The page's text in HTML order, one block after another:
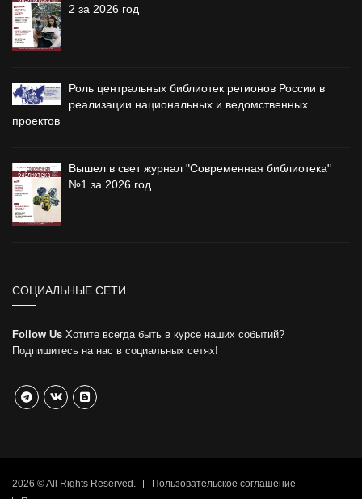
2 за 2026 год
Роль центральных библиотек регионов России в
реализации национальных и ведомственных
проектов
Вышел в свет журнал "Современная библиотека"
№1 за 2026 год
СОЦИАЛЬНЫЕ СЕТИ
Follow Us Хотите всегда быть в курсе наших событий?
Подпишитесь на нас в социальных сетях!
2026 © All Rights Reserved.
Пользовательское соглашение